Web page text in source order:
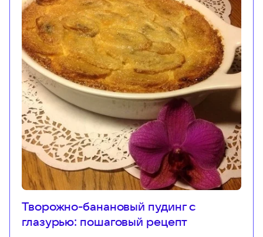
Творожно-банановый пудинг с
глазурью: пошаговый рецепт